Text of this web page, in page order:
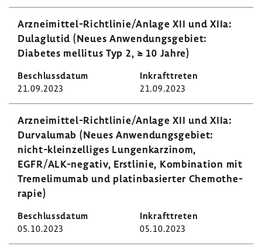
Arzneimittel-​Richtlinie/Anlage XII und XIIa:
Dulag­lutid (Neues Anwen­dungs­ge­biet:
Diabetes mellitus Typ 2, ≥ 10 Jahre)
21.09.2023 21.09.2023
Arzneimittel-​Richtlinie/Anlage XII und XIIa:
Durvalumab (Neues Anwen­dungs­ge­biet:
nicht-​kleinzelliges Lungen­kar­zinom,
EGFR/ALK-​negativ, Erst­linie, Kombi­na­tion mit
Tremeli­mumab und platin­ba­sierter Chemo­the­
rapie)
05.10.2023 05.10.2023